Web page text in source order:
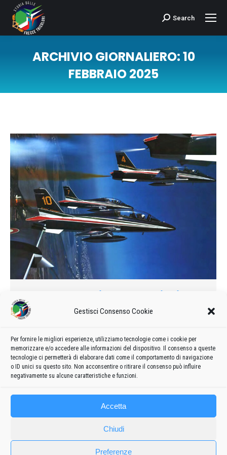
Gestisci Consenso Cookie
Per fornire le migliori esperienze, utilizziamo tecnologie come i cookie per
memorizzare e/o accedere alle informazioni del dispositivo. Il consenso a queste
tecnologie ci permetterà di elaborare dati come il comportamento di navigazione
o ID unici su questo sito. Non acconsentire o ritirare il consenso può influire
negativamente su alcune caratteristiche e funzioni.
Accetta
Chiudi
Preferenze
Cerca:Search
ARCHIVIO GIORNALIERO:10
FEBBRAIO 2025
In volo, sulle ali delle emozioni
1993 admin8235 10 Febbraio 2025 Lascia un commento
cercato di immaginare cosa si potesse provare ad essere a
bordo, in quel momento, di uno dei velivoli delle Frecce
Tricolori?